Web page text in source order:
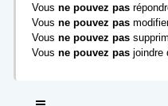
Vous ne pouvez pas
Vous ne pouvez pas
Vous ne pouvez pas
Vous ne pouvez pas joindre